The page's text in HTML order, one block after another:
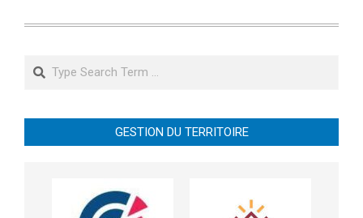
Search
GESTION DU TERRITOIRE